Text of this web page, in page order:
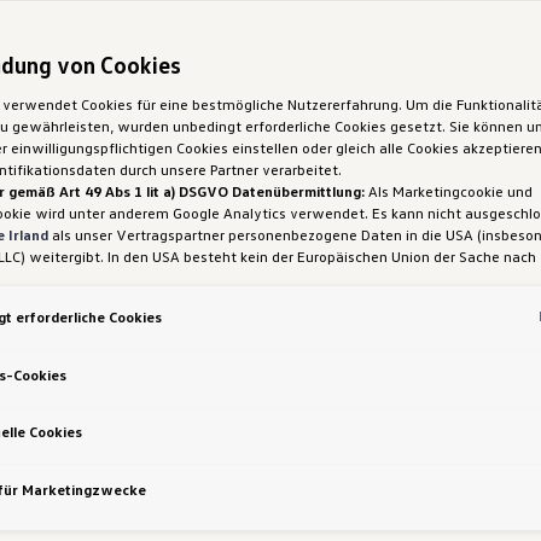
von Cookies
verwendet Cookies für eine bestmögliche Nutzererfahrung. Um die
gewährleisten, wurden unbedingt erforderliche Cookies gesetzt. Sie können
einwilligungspflichtigen Cookies einstellen oder gleich alle Cookies
durch unsere Partner verarbeitet.
gemäß Art 49 Abs 1 lit a) DSGVO Datenübermittlung:Als Marketingcookie und
wird unter anderem Google Analytics verwendet. Es kann nicht
Irland als unser Vertragspartner personenbezogene Daten in die USA
weitergibt. In den USA besteht kein der Europäischen Union der Sache nach
durchsetzen können, in den USA keine Datenschutzgrundsätze bestehen,
können, wobei Eingriffe in Ihre persönlichen Rechte und Freiheiten nicht
beschränkt sind.
der Übermittlung der in den entsprechenden Cookies enthaltenen
zu den Cookies, die für Zwecke von Google Analytics gesetzt werden,
frei, Ihre Einwilligung jederzeit zu geben, zu verweigern oder zurückzuziehen.
erforderliche Cookies
Cookies
Cookies
Marketingzwecke